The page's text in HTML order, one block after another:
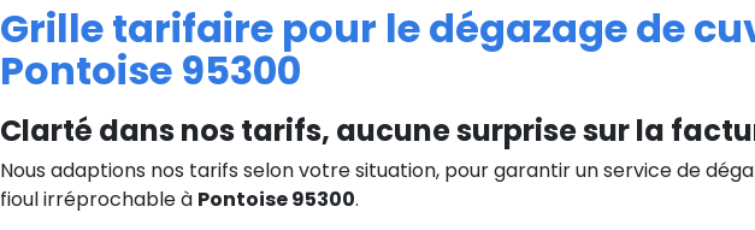
Grille tarifaire pour le dégazage de
Pontoise 95300
Clarté dans nos tarifs, aucune surprise sur la
Nous adaptions nos tarifs selon votre situation, pour garantir un service de
fioul irréprochable à Pontoise 95300.